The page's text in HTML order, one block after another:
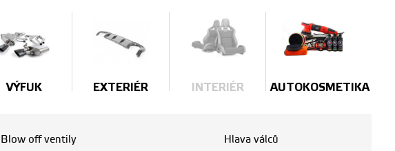
VÝFUK EXTERIÉR INTERIÉR AUTOKOSMETIKA
Blow off ventily
Hlava válců